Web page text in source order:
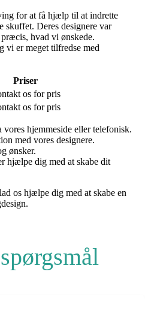
for at få hjælp til at indrette
skuffet. Deres designere var
hvad vi ønskede.
vi er meget tilfredse med
Priser
os for pris
os for pris
hjemmeside eller telefonisk.
med vores designere.
ønsker.
hjælpe dig med at skabe dit
os hjælpe dig med at skabe en